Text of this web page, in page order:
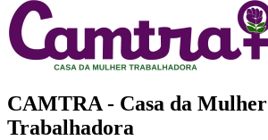
CAMTRA - Casa da Mulher
Trabalhadora